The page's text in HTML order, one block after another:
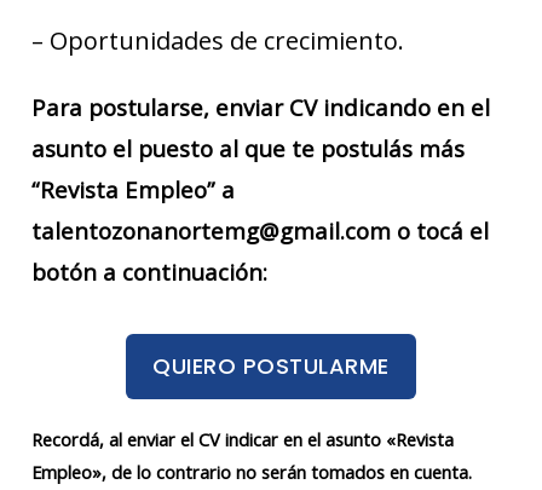
– Oportunidades de crecimiento.
Para postularse, enviar CV indicando en el
asunto el puesto al que te postulás más
“Revista Empleo” a
talentozonanortemg@gmail.com o tocá el
botón a continuación:
QUIERO POSTULARME
Recordá, al enviar el CV indicar en el asunto «Revista
Empleo», de lo contrario no serán tomados en cuenta.